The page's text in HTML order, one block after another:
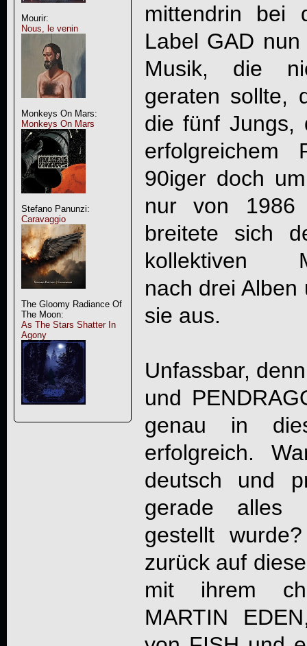
Mourir:
Nous, le venin
Monkeys On Mars:
Monkeys On Mars
Stefano Panunzi:
Caravaggio
The Gloomy Radiance Of
The Moon:
As The Stars Shatter In
Agony
mittendrin bei
Label GAD
Musik, die
geraten sollte,
die fünf Jungs,
90iger doch
nur von
breitete sich
kollektiven
nach drei
sie aus.
Unfassbar,
und
genau in
erfolgreich.
deutsch und
gerade alles
gestellt
zurück auf
mit ihrem
MARTIN